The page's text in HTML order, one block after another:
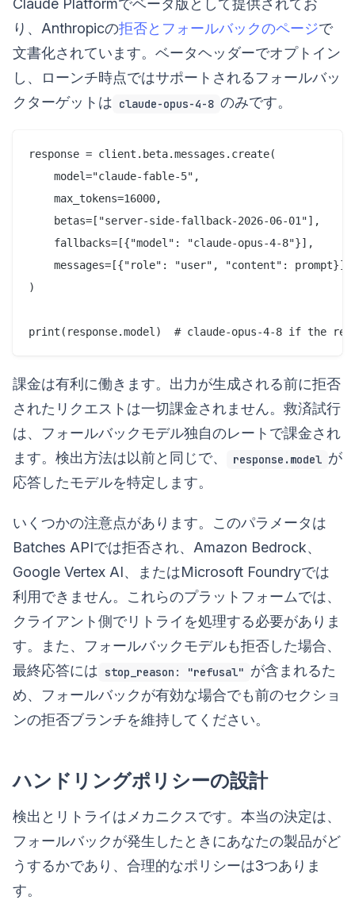
Claude Platformでベータ版として提供されてお
り、Anthropicの拒否とフォールバックのページで
文書化されています。ベータヘッダーでオプトイン
し、ローンチ時点ではサポートされるフォールバッ
クターゲットは claude-opus-4-8 のみです。
response = client.beta.messages.create(
    model="claude-fable-5",
    max_tokens=16000,
    betas=["server-side-fallback-2026-06-01"],
    fallbacks=[{"model": "claude-opus-4-8"}],
    messages=[{"role": "user", "content": prompt}],
)
課金は有利に働きます。出力が生成される前に拒否
されたリクエストは一切課金されません。救済試行
は、フォールバックモデル独自のレートで課金され
ます。検出方法は以前と同じで、
response.model が
応答したモデルを特定します。
いくつかの注意点があります。このパラメータは
Batches APIでは拒否され、Amazon Bedrock、
Google Vertex AI、またはMicrosoft Foundryでは
利用できません。これらのプラットフォームでは、
クライアント側でリトライを処理する必要がありま
す。また、フォールバックモデルも拒否した場合、
最終応答には stop_reason: "refusal" が含まれるた
め、フォールバックが有効な場合でも前のセクショ
ンの拒否ブランチを維持してください。
ハンドリングポリシーの設計
検出とリトライはメカニクスです。本当の決定は、
フォールバックが発生したときにあなたの製品がど
うするかであり、合理的なポリシーは3つありま
す。